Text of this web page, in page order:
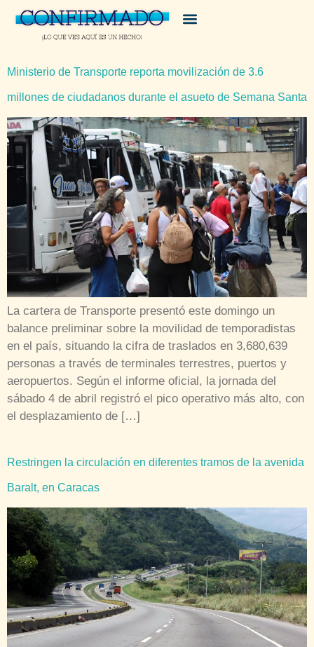
Ministerio de Transporte reporta movilización de 3.6
millones de ciudadanos durante el asueto de Semana Santa
La cartera de Transporte presentó este domingo un
balance preliminar sobre la movilidad de temporadistas
en el país, situando la cifra de traslados en 3,680,639
personas a través de terminales terrestres, puertos y
aeropuertos. Según el informe oficial, la jornada del
sábado 4 de abril registró el pico operativo más alto, con
el desplazamiento de […]
Restringen la circulación en diferentes tramos de la avenida
Baralt, en Caracas